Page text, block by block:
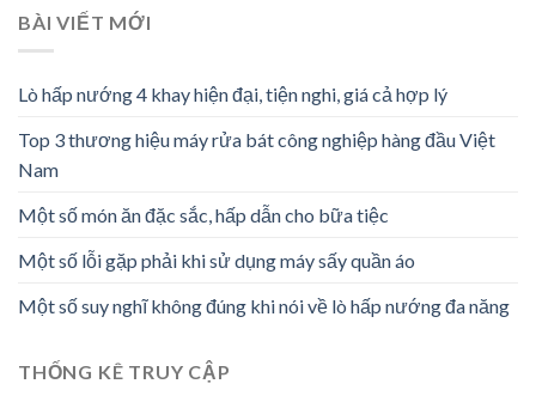
BÀI VIẾT MỚI
Lò hấp nướng 4 khay hiện đại, tiện nghi, giá cả hợp lý
Top 3 thương hiệu máy rửa bát công nghiệp hàng đầu Việt
Nam
Một số món ăn đặc sắc, hấp dẫn cho bữa tiệc
Một số lỗi gặp phải khi sử dụng máy sấy quần áo
Một số suy nghĩ không đúng khi nói về lò hấp nướng đa năng
THỐNG KÊ TRUY CẬP